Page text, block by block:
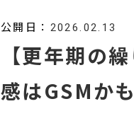
公開日： 2026.02.13
【更年期の
感はGSMか